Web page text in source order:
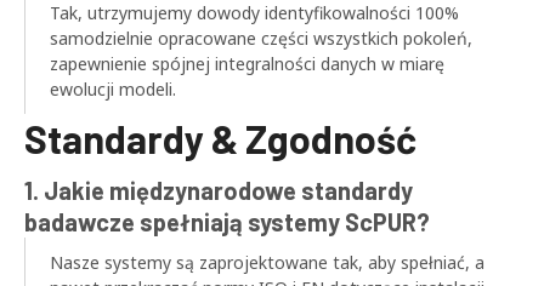
Tak, utrzymujemy dowody identyfikowalności 100%
samodzielnie opracowane części wszystkich pokoleń,
zapewnienie spójnej integralności danych w miarę
ewolucji modeli.
Standardy & Zgodność
1. Jakie międzynarodowe standardy
badawcze spełniają systemy ScPUR?
Nasze systemy są zaprojektowane tak, aby spełniać, a